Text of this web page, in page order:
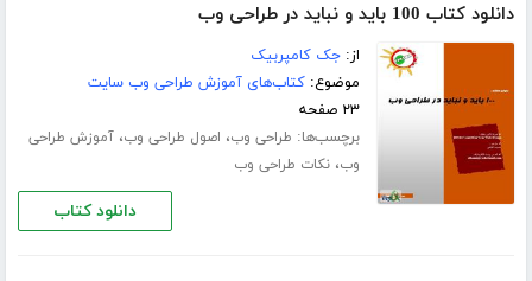
دانلود کتاب 100 باید و نباید در طراحی وب
از:جک کامپربیک
موضوع:کتاب‌های آموزش طراحی وب سایت
۲۳ صفحه
برچسب‌ها: طراحی وب، اصول طراحی وب،آموزش طراحی
وب،نکات طراحی وب
دانلود کتاب